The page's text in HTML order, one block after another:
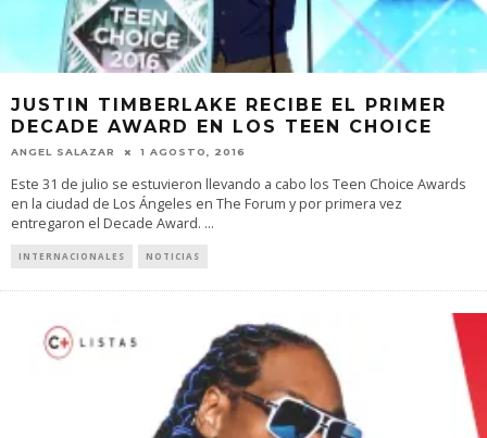
JUSTIN TIMBERLAKE RECIBE EL PRIMER
DECADE AWARD EN LOS TEEN CHOICE
ANGEL SALAZAR 1 AGOSTO, 2016
Este 31 de julio se estuvieron llevando a cabo los Teen Choice Awards
en la ciudad de Los Ángeles en The Forum y por primera vez
entregaron el Decade Award. ...
INTERNACIONALES NOTICIAS